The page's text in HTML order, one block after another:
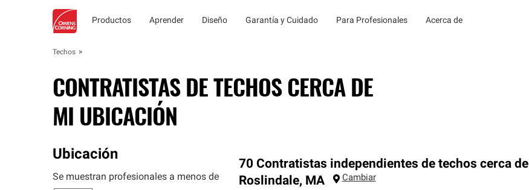
Productos Aprender Diseño Garantía y Cuidado Para Profesionales Acerca de
Techos
CONTRATISTAS DE TECHOS CERCA DE
MI UBICACIÓN
Ubicación
Se muestran profesionales a menos de
70 Contratistas independientes de techos cerca de
Roslindale, MA Cambiar